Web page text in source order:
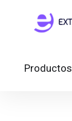
Productos